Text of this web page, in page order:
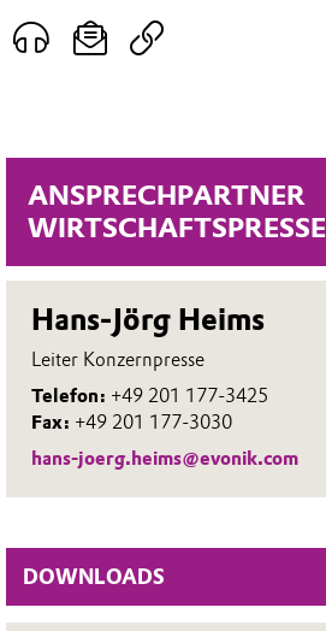
ANSPRECHPARTNER
WIRTSCHAFTSPRESSE
Hans-Jörg Heims
Leiter Konzernpresse
Telefon: +49 201 177-3425
Fax: +49 201 177-3030
hans-joerg.heims@evonik.com
DOWNLOADS